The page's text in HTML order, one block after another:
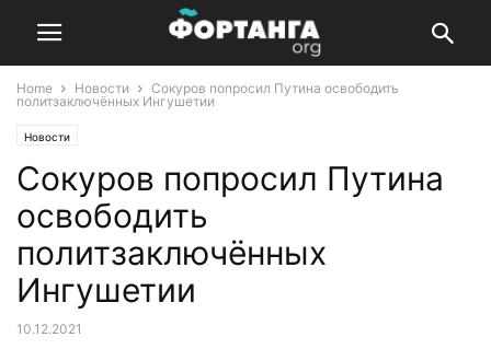
Home Новости
Сокуров попросил Путина освободить
политзаключённых Ингушетии
Новости
Сокуров попросил Путина
освободить
политзаключённых
Ингушетии
10.12.2021